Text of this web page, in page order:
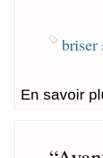
briser
En savoir